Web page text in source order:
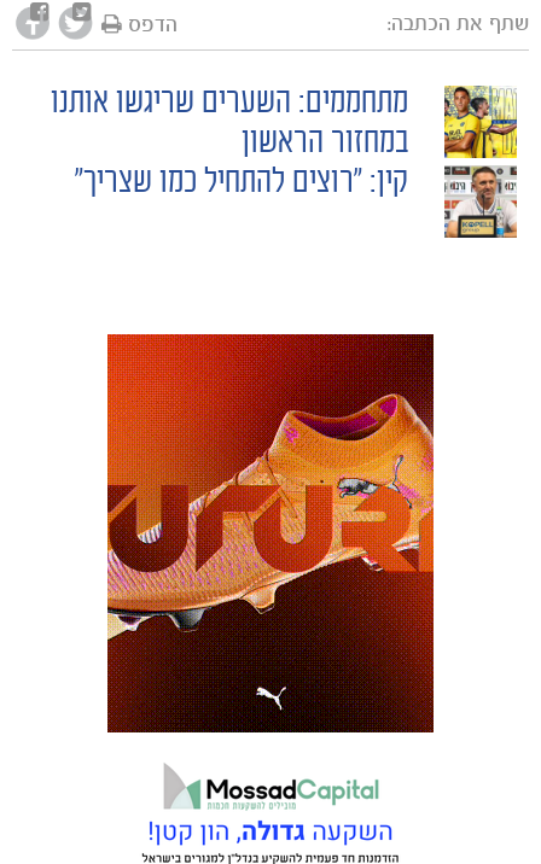
שתף את הכתבה: הדפס
POST
NAVIGATION
מתחממים: השערים שריגשו אותנו
במחזור הראשון
קין: "רוצים להתחיל כמו שצריך"